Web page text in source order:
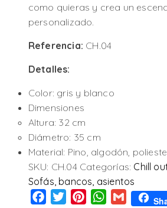
como quieras y crea un
personalizado.
Referencia: CH.04
Detalles:
Color: gris y blanco
Dimensiones
Altura: 32 cm
Diámetro: 35 cm
Material: Pino, algodón,
SKU: CH.04 Categorías: Chill
Sofás, bancos, asientos
Facebook
TwitterPinterestWhatsApp
Gmail